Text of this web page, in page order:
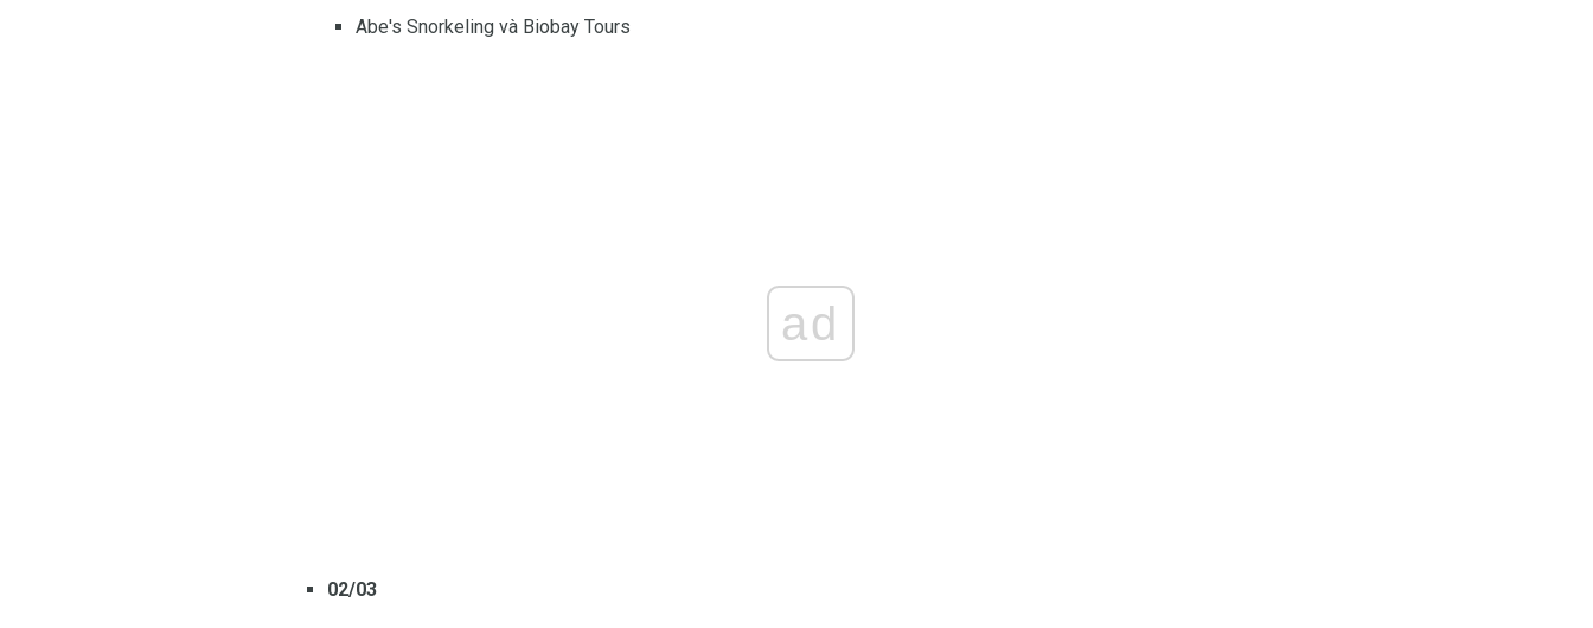
Abe's Snorkeling và Biobay Tours
ad
02/03